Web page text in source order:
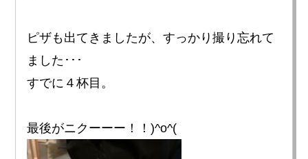
ピザも出てきましたが、すっかり撮り忘れて
ました･･･
すでに４杯目。
最後がニクーーー！！)^o^(